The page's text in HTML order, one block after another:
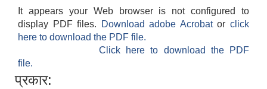
It appears your Web browser is not configured to
display PDF files.
Download adobe Acrobatorclick
here to download the PDF file.
Click here to download the PDF
file.
प्रकार: